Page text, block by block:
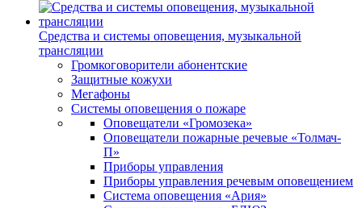
Средства и системы оповещения, музыкальной
трансляции
Громкоговорители абонентские
Защитные кожухи
Мегафоны
Системы оповещения о пожаре
Оповещатели «Громозека»
Оповещатели пожарные речевые «Толмач-
П»
Приборы управления
Приборы управления речевым оповещением
Система оповещения «Ария»